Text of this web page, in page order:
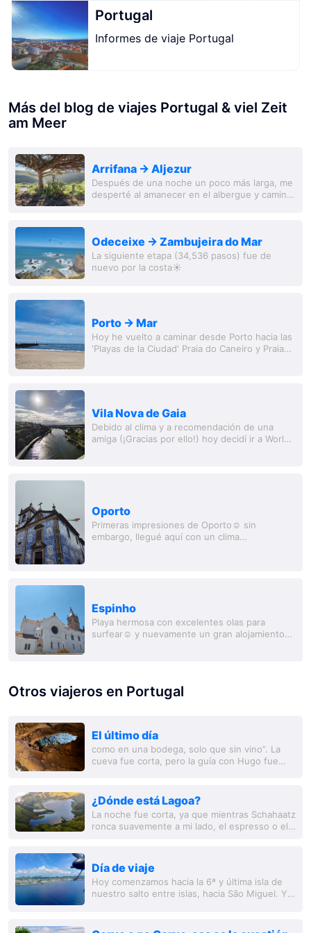
Portugal
Informes de viaje Portugal
Más del blog de viajes Portugal & viel Zeit
am Meer
Arrifana -> Aljezur
Después de una noche un poco más larga, me
desperté al amanecer en el albergue y caminé
Odeceixe -> Zambujeira do Mar
La siguiente etapa (34,536 pasos) fue de
nuevo por la costa☀️
Porto -> Mar
Hoy he vuelto a caminar desde Porto hacia las
'Playas de la Ciudad' Praia do Caneiro y Praia
Vila Nova de Gaia
Debido al clima y a recomendación de una
amiga (¡Gracias por ello!) hoy decidí ir a World
Oporto
Primeras impresiones de Oporto☺️ sin
embargo, llegué aquí con un clima
Espinho
Playa hermosa con excelentes olas para
surfear☺️ y nuevamente un gran alojamiento
Otros viajeros en Portugal
El último día
como en una bodega, solo que sin vino”. La
cueva fue corta, pero la guía con Hugo fue
tema....
¿Dónde está Lagoa?
La noche fue corta, ya que mientras Schahaatz
ronca suavemente a mi lado, el espresso o el
Día de viaje
Hoy comenzamos hacia la 6ª y última isla de
nuestro salto entre islas, hacia São Miguel. Y